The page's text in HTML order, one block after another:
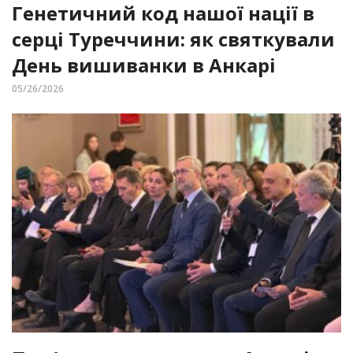
Генетичний код нашої нації в
серці Туреччини: як святкували
День вишиванки в Анкарі
05/26/2026